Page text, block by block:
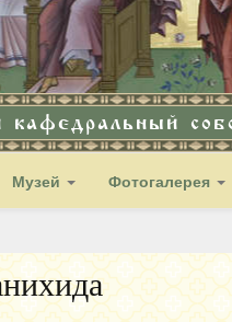
Музей Фотогалерея